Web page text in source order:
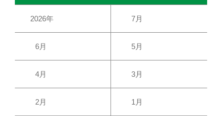
2026年 7月
6月 5月
4月 3月
2月 1月